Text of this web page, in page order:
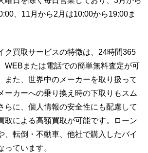
、11月から2月は10:00から19:00ま
ク買取サービスの特徴は、24時間365
WEBまたは電話での簡単無料査定が可
また、世界中のメーカーを取り扱って
ーカーへの乗り換え時の下取りもスム
らに、個人情報の安全性にも配慮して
取による高額買取が可能です。ローン
、転倒・不動車、他社で購入したバイ
っています。